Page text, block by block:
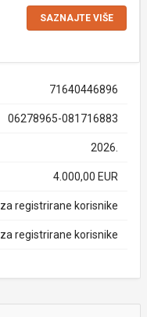
SAZNAJTE VIŠE
71640446896
06278965-081716883
2026.
4.000,00 EUR
za registrirane korisnike
za registrirane korisnike